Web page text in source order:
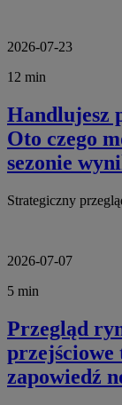
2026-07-23
12 min
Handlujesz
Oto czego
sezonie
Strategiczny
2026-07-07
5 min
Przegląd
przejściowe
zapowiedź